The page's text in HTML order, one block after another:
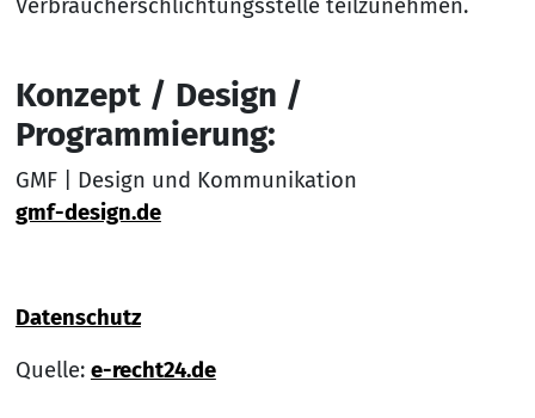
Verbraucherschlichtungsstelle teilzunehmen.
Konzept / Design /
Programmierung:
GMF | Design und Kommunikation
gmf-design.de
Datenschutz
Quelle: e-recht24.de